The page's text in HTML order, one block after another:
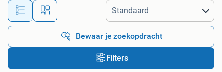
Alle afstanden…
Bewaar je zoekopdracht
Filters